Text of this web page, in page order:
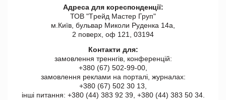
Адреса для кореспонденції:
ТОВ "Tрейд Мастер Груп"
м.Київ, бульвар Миколи Руденка 14а,
2 поверх, оф 121, 03194
Контакти для:
замовлення треннгів, конференцій:
+380 (67) 502-99-00,
замовлення реклами на порталі, журналах:
+380 (67) 502 30 13,
інші питання: +380 (44) 383 92 39, +380 (44) 383 50 34.